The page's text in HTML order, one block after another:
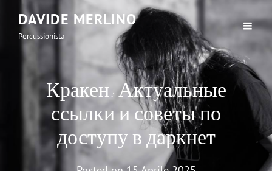
DAVIDE MERLINO
Percussionista
Кракен: Актуальные
ссылки и советы по
доступу в даркнет